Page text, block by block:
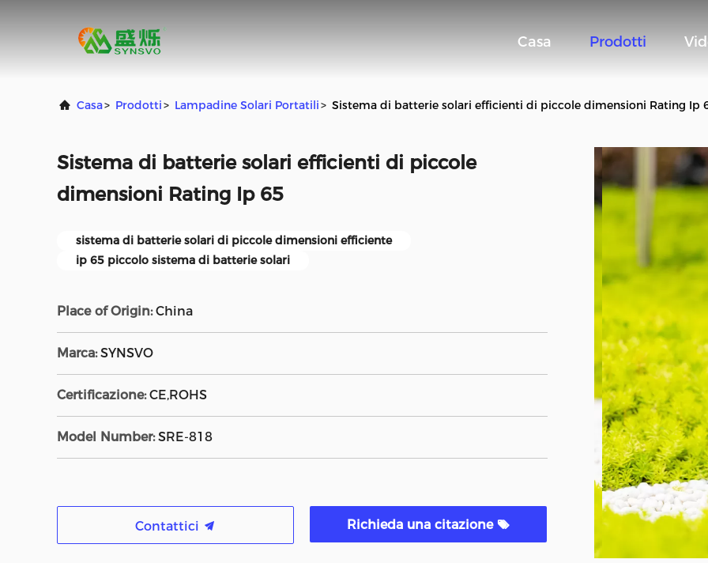
Casa Prodotti
Casa> Prodotti> Lampadine Solari Portatili> Sistema di batterie solari efficienti di piccole dimensioni Rating Ip
Sistema di batterie solari efficienti di piccole
dimensioni Rating Ip 65
sistema di batterie solari di piccole dimensioni efficiente
ip 65 piccolo sistema di batterie solari
Place of Origin: China
Marca: SYNSVO
Certificazione: CE,ROHS
Model Number: SRE-818
Contattici Richieda una citazione